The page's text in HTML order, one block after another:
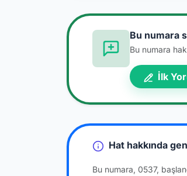
Bu numara
Bu numara
İlk
Hat hakkında
Bu numara, 0537,